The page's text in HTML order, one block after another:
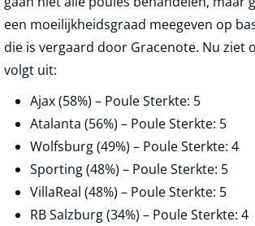
een moeilijkheidsgraad meegeven op
die is vergaard door Gracenote. Nu ziet
volgt uit:
Ajax (58%) – Poule Sterkte: 5
Atalanta (56%) – Poule Sterkte: 5
Wolfsburg (49%) – Poule Sterkte: 4
Sporting (48%) – Poule Sterkte: 5
VillaReal (48%) – Poule Sterkte: 5
RB Salzburg (34%) – Poule Sterkte: 4